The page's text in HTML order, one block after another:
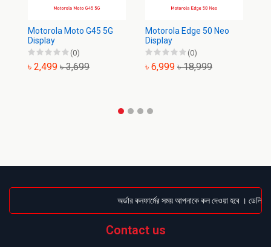
Motorola Moto G45 5G
Display
(0)
৳ 2,499 ৳ 3,699
Motorola Edge 50 Neo
Display
(0)
৳ 6,999 ৳ 18,999
অর্ডার কনফার্মের সময় আপনাকে কল দেওয়া হবে ।
Contact us